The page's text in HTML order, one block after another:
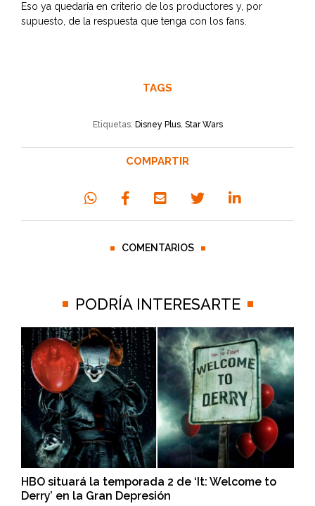
Eso ya quedaría en criterio de los productores y, por
supuesto, de la respuesta que tenga con los fans.
TAGS
Etiquetas: Disney Plus, Star Wars
COMPARTIR
COMENTARIOS
PODRÍA INTERESARTE
HBO situará la temporada 2 de ‘It: Welcome to
Derry’ en la Gran Depresión